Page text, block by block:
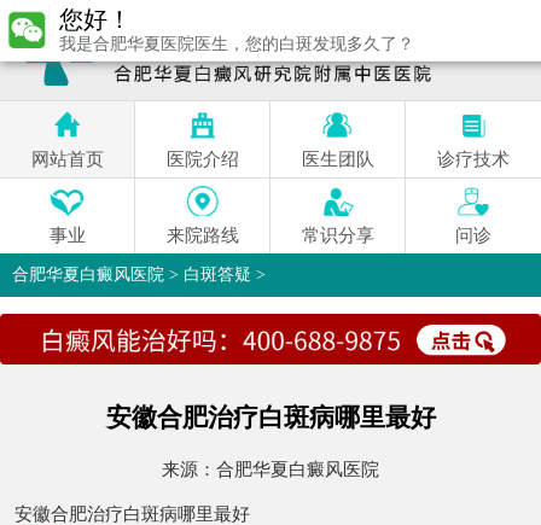
网站首页 医院介绍 医生团队 诊疗技术
事业 来院路线 常识分享 问诊
合肥华夏白癜风医院 > 白斑答疑 >
安徽合肥治疗白斑病哪里最好
来源： 合肥华夏白癜风医院
安徽合肥治疗白斑病哪里最好
您好！
我是合肥华夏医院医生，您的白斑发现多久了？